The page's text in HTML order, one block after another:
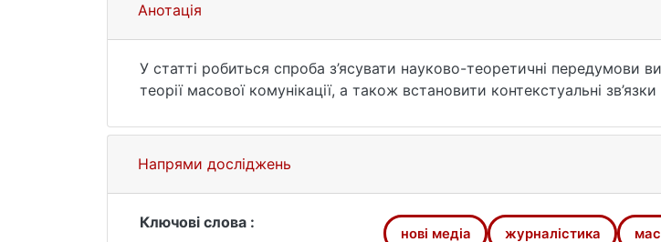
Анотація
У статті робиться спроба з’ясувати науково-теоретичні передумови
теорії масової комунікації, а також встановити контекстуальні
Напрями досліджень
Ключові слова :
нові медіа журналістика